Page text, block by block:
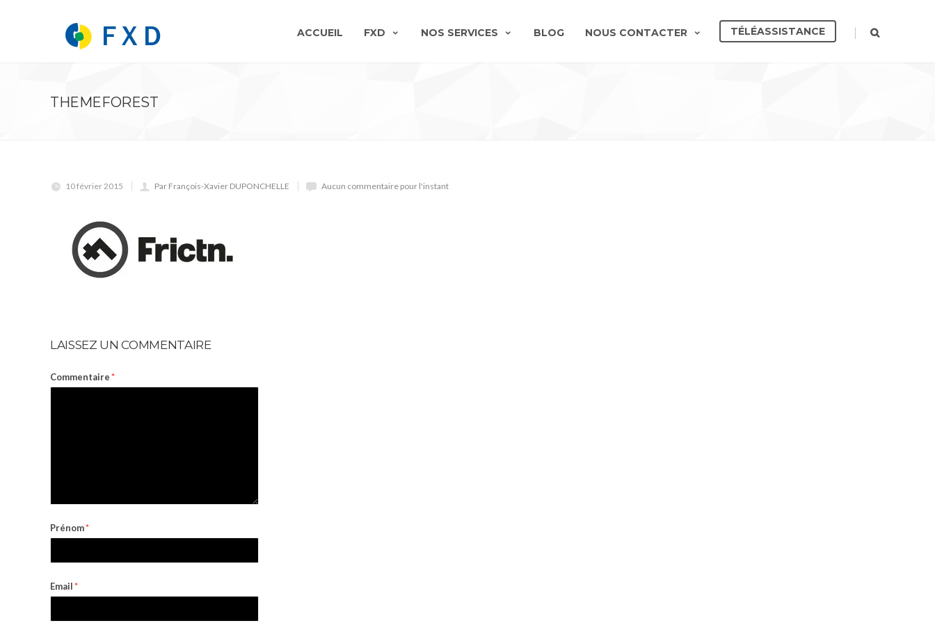
ACCUEIL FXD NOS SERVICES BLOG NOUS CONTACTER TÉLÉASSISTANCE |
THEMEFOREST
10 février 2015 Par François-Xavier DUPONCHELLE Aucun commentaire pour l'instant
LAISSEZ UN COMMENTAIRE
Commentaire*
Prénom*
Email*